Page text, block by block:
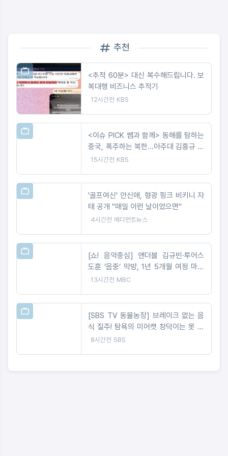
추천
<추적 60분> 대신 복수해드립니다. 보
복대행 비즈니스 추적기
12시간전 KBS
<이슈 PICK 쌤과 함께> 동해를 탐하는
중국, 폭주하는 북한...아주대 김흥규 교
수 강연
15시간전 KBS
'골프여신' 안신애, 형광 핑크 비키니 자
태 공개 "매일 이런 날이었으면"
4시간전 메디먼트뉴스
[쇼! 음악중심] 앤더블 김규빈·투어스
도훈 ‘음중’ 막방, 1년 5개월 여정 마무
리
13시간전 MBC
[SBS TV 동물농장] 브레이크 없는 음
식 질주! 탐욕의 미어캣 창덕이는 못 말
려
8시간전 SBS